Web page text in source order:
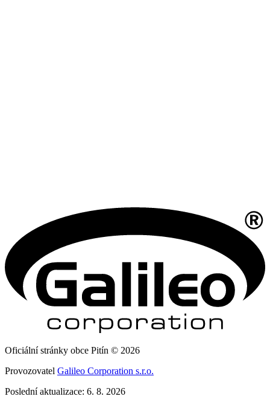
Oficiální stránky obce Pitín © 2026
Provozovatel Galileo Corporation s.r.o.
Poslední aktualizace: 6. 8. 2026